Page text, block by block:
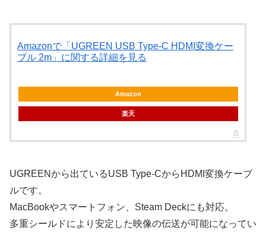
Amazonで「UGREEN USB Type-C HDMI変換ケー
ブル 2m」に関する詳細を見る
Amazon
楽天
UGREENから出ているUSB Type-CからHDMI変換ケーブ
ルです。
MacBookやスマートフォン、Steam Deckにも対応。
多重シールドにより安定した映像の伝送が可能になってい